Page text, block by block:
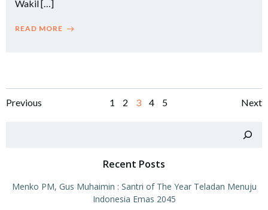
Wakil […]
READ MORE
Posts
Previous Page
1 Page
2 Page
3 Page
4 Page
5 Next
Recent Posts
Menko PM, Gus Muhaimin : Santri of The Year Teladan Menuju
Indonesia Emas 2045